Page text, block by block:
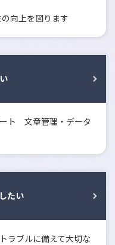
向上を図ります
ト 文章管理・データ
たい
ラブルに備えて大切な